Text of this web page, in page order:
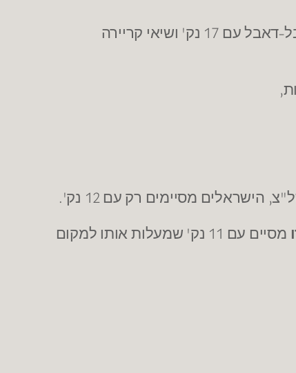
מחולוןממשיך להיות יציב ולספק עונה נהדרת והפעם מספק שני שיאי קריירה וכמעט דאבל-דאבל עם 17 נק' ושיאי קריירה
מסיים עם 11 נק' שמעלות אותו למקום